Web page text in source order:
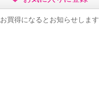
お買得になるとお知らせします